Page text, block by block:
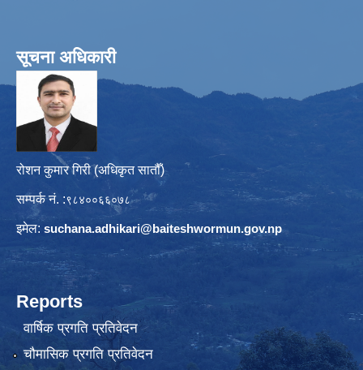
सूचना अधिकारी
रोशन कुमार गिरी (अधिकृत सातौँ)
सम्पर्क नं. :९८४००६६०७८
इमेल: suchana.adhikari@baiteshwormun.gov.np
Reports
वार्षिक प्रगति प्रतिवेदन
चौमासिक प्रगति प्रतिवेदन